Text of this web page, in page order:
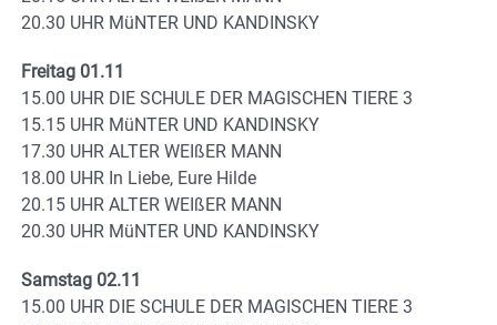
20.30 UHR MüNTER UND KANDINSKY
Freitag 01.11
15.00 UHR DIE SCHULE DER MAGISCHEN TIERE 3
15.15 UHR MüNTER UND KANDINSKY
17.30 UHR ALTER WEIßER MANN
18.00 UHR In Liebe, Eure Hilde
20.15 UHR ALTER WEIßER MANN
20.30 UHR MüNTER UND KANDINSKY
Samstag 02.11
15.00 UHR DIE SCHULE DER MAGISCHEN TIERE 3